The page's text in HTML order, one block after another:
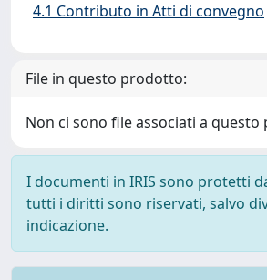
4.1 Contributo in Atti di convegno
File in questo prodotto:
Non ci sono file associati a
I documenti in IRIS sono protetti
tutti i diritti sono riservati, salvo
indicazione.